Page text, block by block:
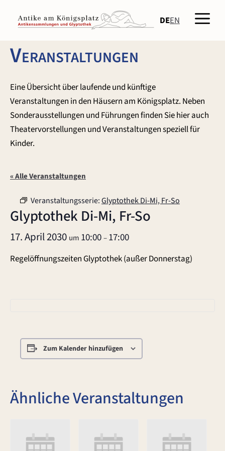
Inhalt
springen
DEEN
Veranstaltungen
Eine Übersicht über laufende und künftige
Veranstaltungen in den Häusern am Königsplatz. Neben
Sonderausstellungen und Führungen finden Sie hier auch
Theatervorstellungen und Veranstaltungen speziell für
Kinder.
« Alle Veranstaltungen
Veranstaltungsserie:Glyptothek Di-Mi, Fr-So
Glyptothek Di-Mi, Fr-So
17. April 2030 um 10:00–17:00
Regelöffnungszeiten Glyptothek (außer Donnerstag)
Zum Kalender hinzufügen
Ähnliche Veranstaltungen